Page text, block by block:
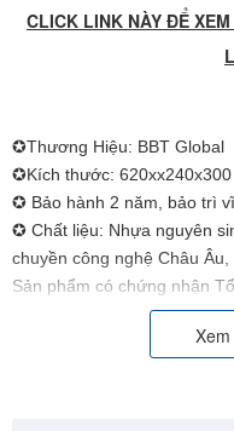
CLICK LINK NÀY ĐỂ
✪Thương Hiệu: BBT Global
✪Kích thước: 620xx240x300
✪ Bảo hành 2 năm, bảo trì
✪ Chất liệu: Nhựa nguyên
chuyền công nghệ Châu
Sản phẩm có chứng nhận
khẩu và phân phối bởi cty
https://babycuatoi.vn -